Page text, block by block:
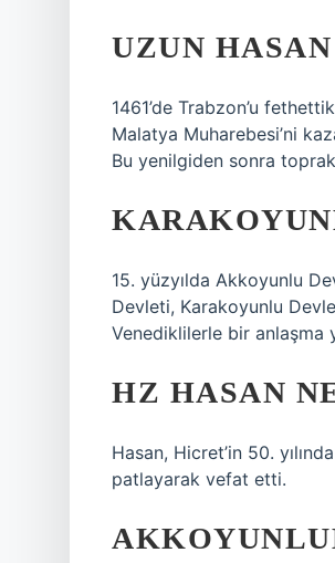
UZUN
1461’de Trabzon’u
Malatya Muharebesi’ni
Bu yenilgiden sonra
15. yüzyılda Akkoyunlu
Devleti, Karakoyunlu
Venediklilerle bir anlaşma
HZ HASAN
Hasan, Hicret’in 50.
patlayarak vefat etti.